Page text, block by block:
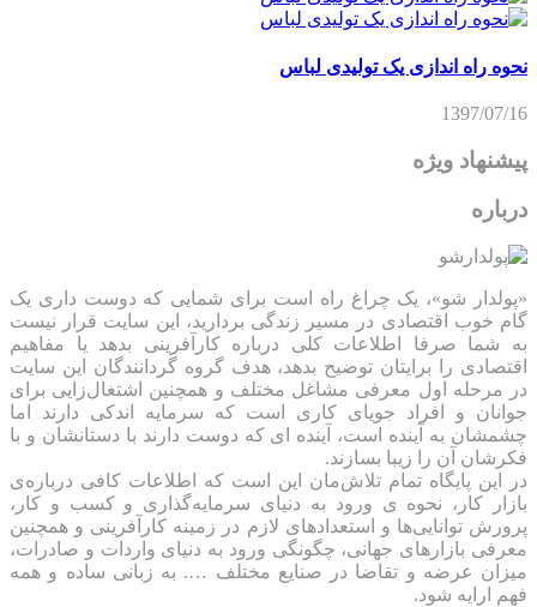
نحوه راه اندازی یک تولیدی لباس
1397/07/16
پیشنهاد ویژه
درباره
«پولدار شو»، یک چراغ راه است برای شمایی که دوست داری یک
گام خوب اقتصادی در مسیر زندگی بردارید، این سایت قرار نیست
به شما صرفا اطلاعات کلی درباره کارآفرینی بدهد یا مفاهیم
اقتصادی را برایتان توضیح بدهد، هدف گروه گردانندگان این سایت
در مرحله اول معرفی مشاغل مختلف و همچنین اشتغال‌زایی برای
جوانان و افراد جویای کاری است که سرمایه اندکی دارند اما
چشمشان به آینده است، آینده ای که دوست دارند با دستانشان و با
فکرشان آن را زیبا بسازند.
در این پایگاه تمام تلاش‌مان این است که ‌اطلاعات کافی درباره‌ی
بازار کار، نحوه ی ورود به دنیای سرمایه‌گذاری و کسب و کار،
پرورش توانایی‌ها و استعدادهای لازم در زمینه کارآفرینی و همچنین
معرفی بازارهای جهانی، چگونگی ورود به دنیای واردات و صادرات،
میزان عرضه و تقاضا در صنایع مختلف …. به زبانی ساده و همه
فهم ارایه شود.